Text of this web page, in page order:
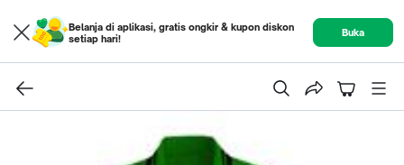
Belanja di aplikasi, gratis ongkir & kupon diskon
setiap hari!
Buka